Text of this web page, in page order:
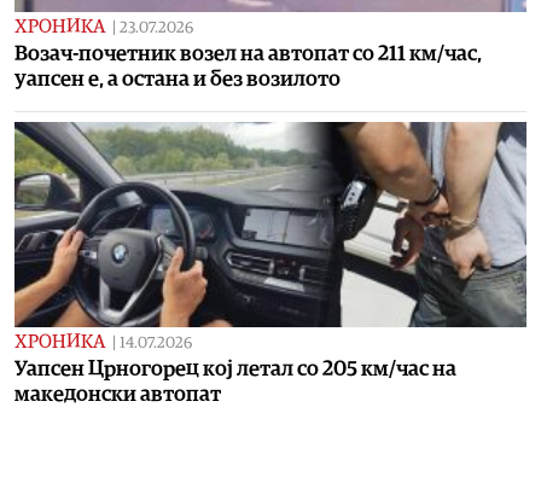
ХРОНИКА | 23.07.2026
Возач-почетник возел на автопат со 211 км/чaс,
уапсен е, а остана и без возилото
ХРОНИКА | 14.07.2026
Уапсен Црногорец кој летал со 205 км/час на
македонски автопат